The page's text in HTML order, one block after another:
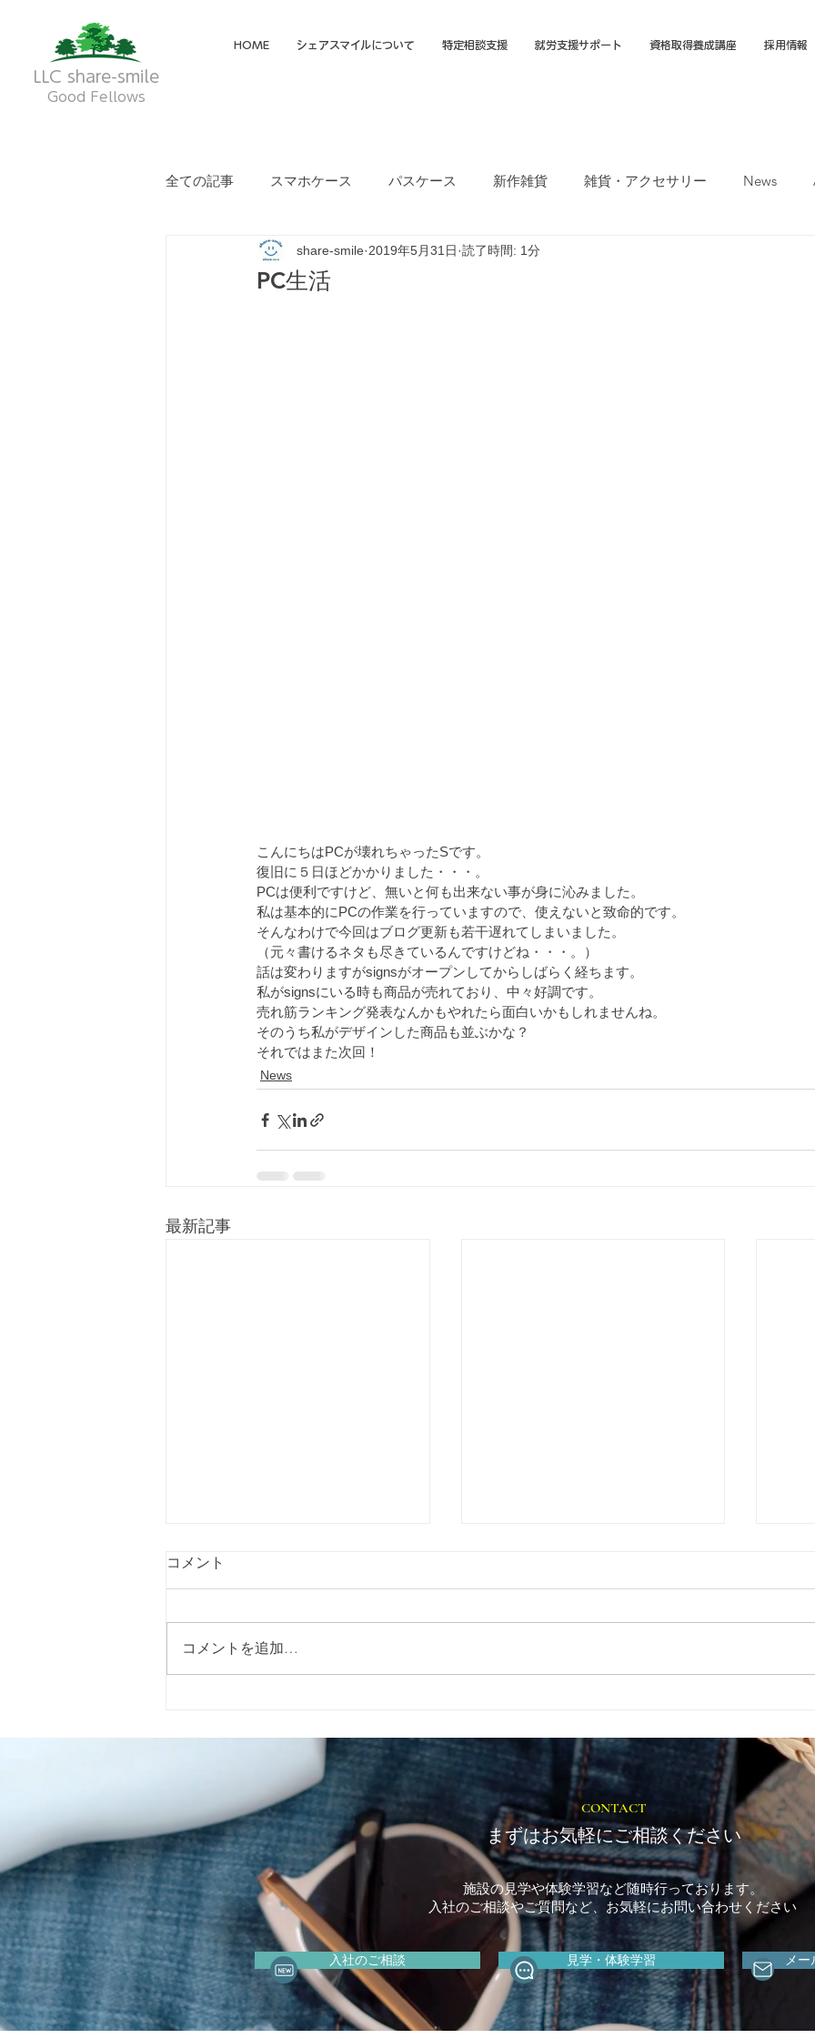
LLC share-smile
Good Fellows
HOME シェアスマイルについて 特定相談支援 就労支援サポート 資格取得養成講座 採用情報
全ての記事 スマホケース パスケース 新作雑貨 雑貨・アクセサリー News
メイディア掲載・動画 フクオカTシャツマーケット
PC生活
share-smile 2019年5月31日 読了時間: 1分
こんにちはPCが壊れちゃったSです。
復旧に５日ほどかかりました・・・。
PCは便利ですけど、無いと何も出来ない事が身に沁みました。
私は基本的にPCの作業を行っていますので、使えないと致命的です。
そんなわけで今回はブログ更新も若干遅れてしまいました。
（元々書けるネタも尽きているんですけどね・・・。）
話は変わりますがsignsがオープンしてからしばらく経ちます。
私がsignsにいる時も商品が売れており、中々好調です。
売れ筋ランキング発表なんかもやれたら面白いかもしれませんね。
そのうち私がデザインした商品も並ぶかな？
それではまた次回！
News
最新記事
制度です
コメント
コメントを追加…
CONTACT
まずはお気軽にご相談ください
施設の見学や体験学習など随時行っております。
入社のご相談やご質問など、お気軽にお問い合わせください
入社のご相談 見学・体験学習 メー